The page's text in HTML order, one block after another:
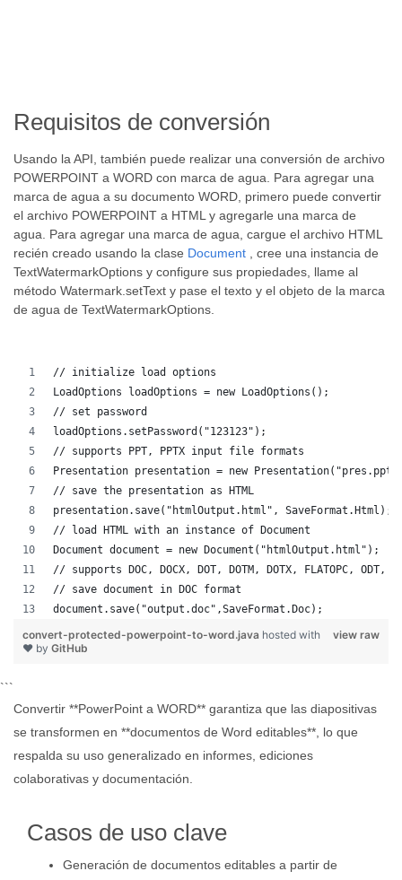
Requisitos de conversión
Usando la API, también puede realizar una conversión de archivo
POWERPOINT a WORD con marca de agua. Para agregar una
marca de agua a su documento WORD, primero puede convertir
el archivo POWERPOINT a HTML y agregarle una marca de
agua. Para agregar una marca de agua, cargue el archivo HTML
recién creado usando la clase Document , cree una instancia de
TextWatermarkOptions y configure sus propiedades, llame al
método Watermark.setText y pase el texto y el objeto de la marca
de agua de TextWatermarkOptions.
// initialize load options
LoadOptions loadOptions = new LoadOptions();
// set password
loadOptions.setPassword("123123");
// supports PPT, PPTX input file formats
Presentation presentation = new
// save the presentation as HTML
presentation.save("htmlOutput.html", SaveFormat.Html);
// load HTML with an instance of Document
Document document = new Document("htmlOutput.html");
// supports DOC, DOCX, DOT, DOTM, DOTX, FLATOPC,
// save document in DOC format
document.save("output.doc",SaveFormat.Doc);
view raw
convert-protected-powerpoint-to-word.java hosted with
❤ by GitHub
```
Convertir **PowerPoint a WORD** garantiza que las diapositivas
se transformen en **documentos de Word editables**, lo que
respalda su uso generalizado en informes, ediciones
colaborativas y documentación.
Casos de uso clave
Generación de documentos editables a partir de